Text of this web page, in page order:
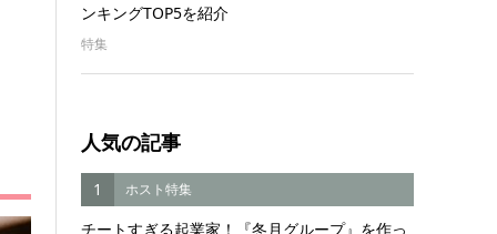
ンキングTOP5を紹介
特集
人気の記事
1 ホスト特集
チートすぎる起業家！『冬月グループ』を作っ